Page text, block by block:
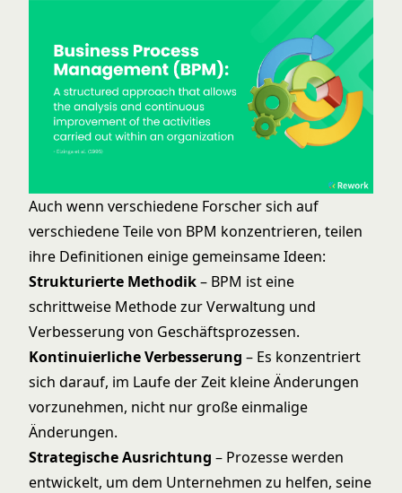
Auch wenn verschiedene Forscher sich auf
verschiedene Teile von BPM konzentrieren, teilen
ihre Definitionen einige gemeinsame Ideen:
Strukturierte Methodik– BPM ist eine
schrittweise Methode zur Verwaltung und
Verbesserung von Geschäftsprozessen.
Kontinuierliche Verbesserung – Es konzentriert
sich darauf, im Laufe der Zeit kleine Änderungen
vorzunehmen, nicht nur große einmalige
Änderungen.
Strategische Ausrichtung – Prozesse werden
entwickelt, um dem Unternehmen zu helfen, seine